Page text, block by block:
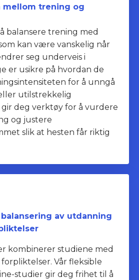
mellom trening og
balansere trening med
kan være vanskelig når
seg underveis i
er usikre på hvordan de
for å unngå
utilstrekkelig
gir deg verktøy for å vurdere
og justere
slik at hesten får riktig
av utdanning
kombinerer studiene med
Vår fleksible
studier gir deg frihet til å